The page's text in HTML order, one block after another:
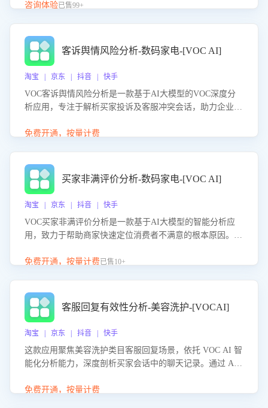
客服团队和智能工具提升语音客服服务效率和质量，帮助企
咨询体验已售99+
客诉舆情风险分析-数码家电-[VOC AI]
淘宝 | 京东 | 抖音 | 快手
VOC客诉舆情风险分析是一款基于AI大模型的VOC深度分
析应用，专注于解析买家投诉及客服冲突会话，助力企业精
别客户情绪、归因争议根源，并客观评估客服应对合理性与
能力，阻断差评扩散，维护品牌声誉，实现客户满意度的持
续提升。
免费开通，按量计费
买家非满评价分析-数码家电-[VOC AI]
淘宝 | 京东 | 抖音 | 快手
VOC买家非满评价分析是一款基于AI大模型的智能分析应
用，致力于帮助商家快速定位消费者不满意的根本原因。该
客服原因或其它部门原因，明确责任归属，提供可落地的改
改，有效提升客户满意度和店铺整体服务质量。
免费开通，按量计费已售10+
客服回复有效性分析-美容洗护-[VOCAI]
淘宝 | 京东 | 抖音 | 快手
这款应用聚焦美容洗护类目客服回复场景，依托 VOC AI 智
能化分析能力，深度剖析买家会话中的聊天记录。通过 AI
答的有效性与完整性，输出针对性改进策略，助力商家快速
免费开通，按量计费